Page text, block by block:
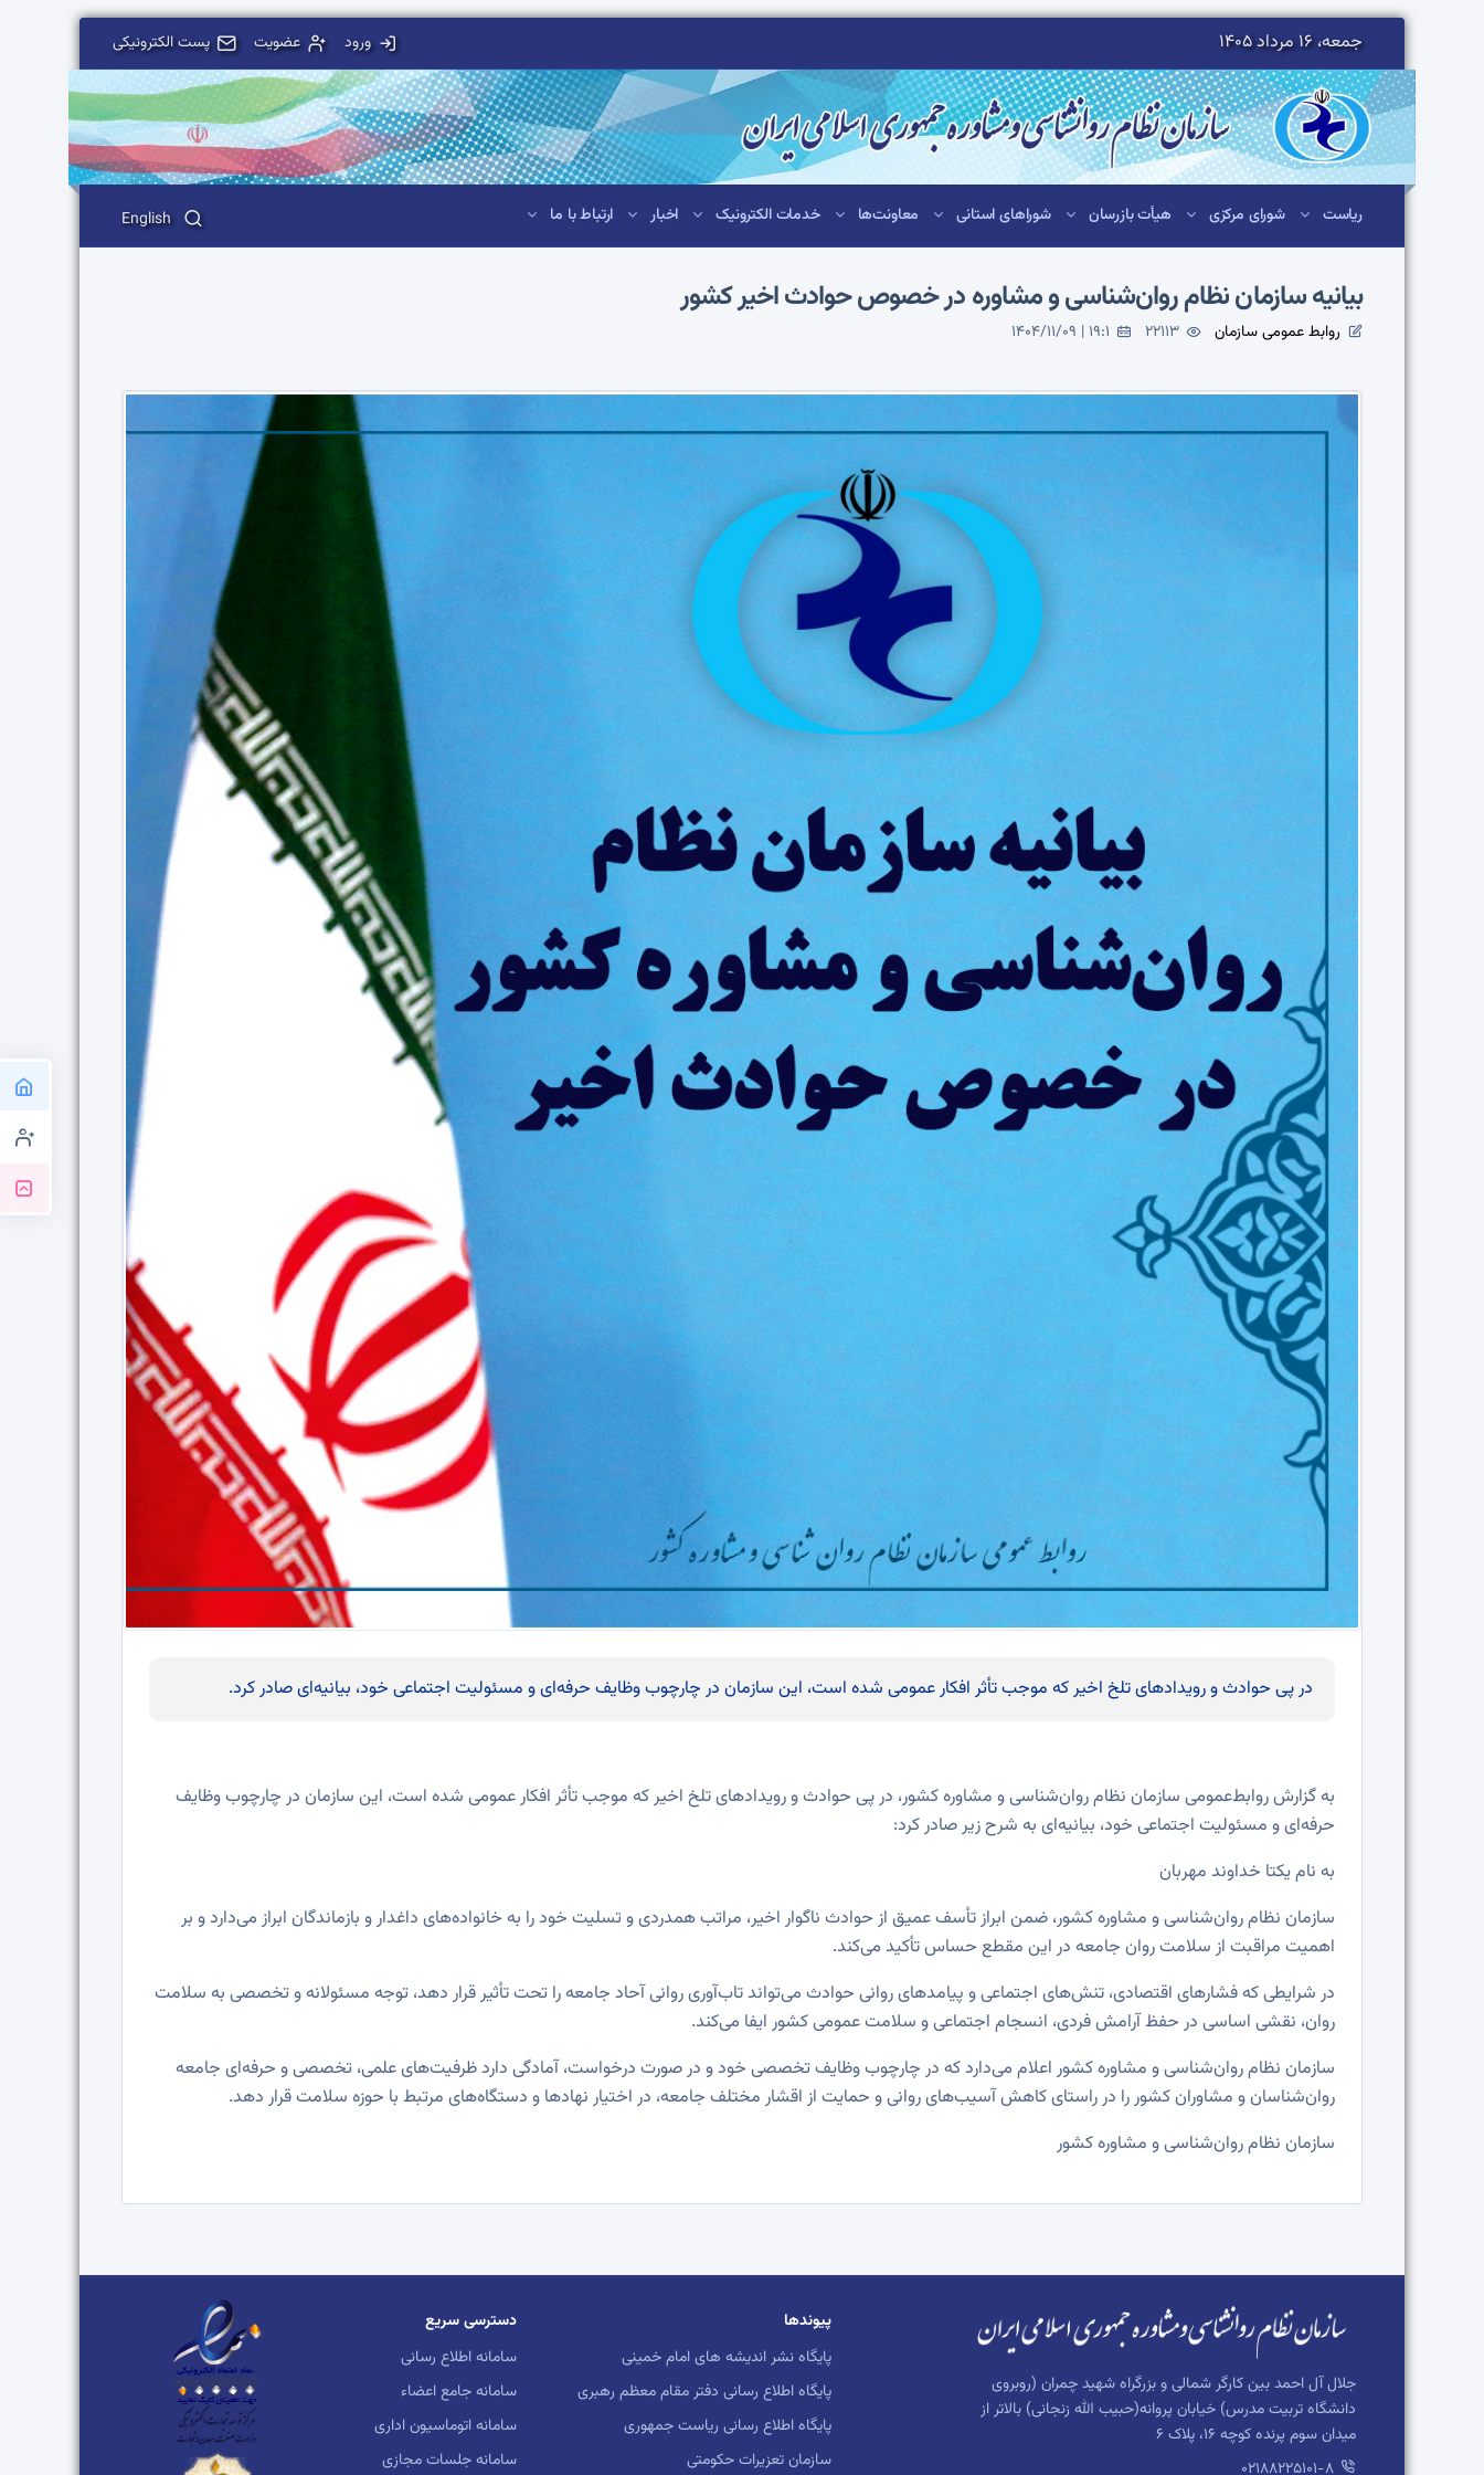
جمعه، 16 مرداد 1405 ورود عضویت پست الکترونیکی
ریاست شورای مرکزی هیأت بازرسان شوراهای استانی معاونت‌ها خدمات الکترونیک اخبار ارتباط با ما English
بیانیه سازمان نظام روان‌شناسی و مشاوره در خصوص حوادث اخیر کشور
روابط عمومی سازمان 22113
1404/11/09 | 19:1
در پی حوادث و رویدادهای تلخ اخیر که موجب تأثر افکار عمومی شده است، این سازمان در چارچوب وظایف حرفه‌ای و مسئولیت اجتماعی خود، بیانیه‌ای صادر کرد.
به گزارش روابط‌عمومی سازمان نظام روان‌شناسی و مشاوره کشور، در پی حوادث و رویدادهای تلخ اخیر که موجب تأثر افکار عمومی شده است، این سازمان در چارچوب وظایف
حرفه‌ای و مسئولیت اجتماعی خود، بیانیه‌ای به شرح زیر صادر کرد:
به نام یکتا خداوند مهربان
سازمان نظام روان‌شناسی و مشاوره کشور، ضمن ابراز تأسف عمیق از حوادث ناگوار اخیر، مراتب همدردی و تسلیت خود را به خانواده‌های داغدار و بازماندگان ابراز می‌دارد و بر
اهمیت مراقبت از سلامت روان جامعه در این مقطع حساس تأکید می‌کند.
در شرایطی که فشارهای اقتصادی، تنش‌های اجتماعی و پیامدهای روانی حوادث می‌تواند تاب‌آوری روانی آحاد جامعه را تحت تأثیر قرار دهد، توجه مسئولانه و تخصصی به سلامت
روان، نقشی اساسی در حفظ آرامش فردی، انسجام اجتماعی و سلامت عمومی کشور ایفا می‌کند.
سازمان نظام روان‌شناسی و مشاوره کشور اعلام می‌دارد که در چارچوب وظایف تخصصی خود و در صورت درخواست، آمادگی دارد ظرفیت‌های علمی، تخصصی و حرفه‌ای جامعه
روان‌شناسان و مشاوران کشور را در راستای کاهش آسیب‌های روانی و حمایت از اقشار مختلف جامعه، در اختیار نهادها و دستگاه‌های مرتبط با حوزه سلامت قرار دهد.
سازمان نظام روان‌شناسی و مشاوره کشور
جلال آل احمد بین کارگر شمالی و بزرگراه شهید چمران (روبروی
دانشگاه تربیت مدرس) خیابان پروانه(حبیب الله زنجانی) بالاتر از
میدان سوم پرنده کوچه 16، پلاک 6
02188225101-8
پیوندها
پایگاه نشر اندیشه های امام خمینی
پایگاه اطلاع رسانی دفتر مقام معظم رهبری
پایگاه اطلاع رسانی ریاست جمهوری
سازمان تعزیرات حکومتی
دسترسی سریع
سامانه اطلاع رسانی
سامانه جامع اعضاء
سامانه اتوماسیون اداری
سامانه جلسات مجازی